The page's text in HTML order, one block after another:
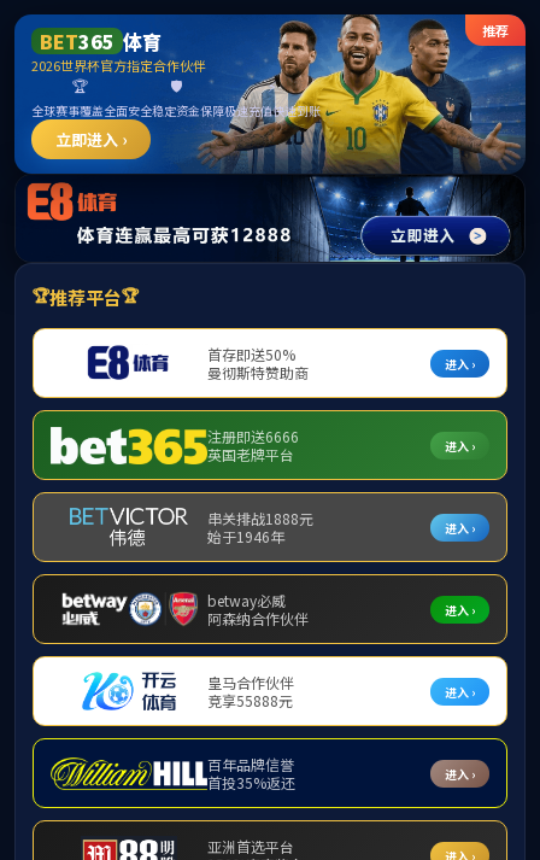
8827太阳集团(Macau)股份有限公司-
Official website
首
页
.
新
新
闻
聚
焦